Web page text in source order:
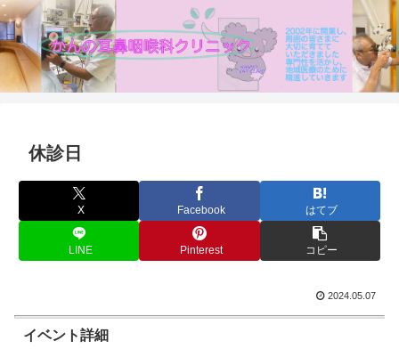
休診日
X Facebook はてブ
LINE Pinterest コピー
2024.05.07
イベント詳細